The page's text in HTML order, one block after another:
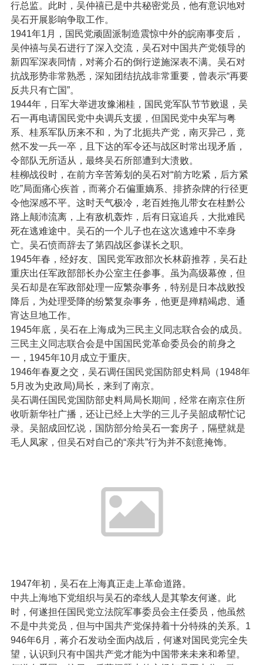
行总监。此时，吴仲禧已是中共秘密党员，他有意识地对
吴石开展影响争取工作。
1941年1月，国民党顽固派制造震惊中外的皖南事变后，
吴仲禧与吴石进行了深入交流，吴石对中国共产党领导的
新四军深表同情，对蒋介石的倒行逆施深表不满。吴石对
抗战形势非常熟悉，深知团结抗战非常重要，曾表示“再要
反共只有亡国”。
1944年，日军大举进攻豫湘桂，国民党军队节节败退，吴
石一再电请国民党中央调兵支援，但国民党中央军与粤
系、桂系军队历来不和，为了北扼共产党，南灭异己，竟
然不发一兵一卒，且下达的军令还与战区时常出现矛盾，
令部队无所适从，最终吴石所部遭到大溃败。
桂柳战役时，在前方辛苦筹划的吴石对“前方吃紧，后方紧
吃”局面痛心疾首，而蒋介石偏重嫡系、排挤杂牌的行径更
令他深感不平。这时天气极冷，老百姓拖儿带女在桂黔公
路上颠沛流离，上有敌机轰炸，后有日寇追兵，大批难民
死在逃难途中。吴石的一个儿子也在这次逃难中不幸身
亡。吴石愤而辞去了第四战区参谋长之职。
1945年春，经好友、国民党军政部次长林蔚推荐，吴石赴
重庆出任军政部部长办公室主任参事。虽为高级幕僚，但
吴石却是在军政部处理一应繁杂事务，特别是日本战败投
降后，为处理受降的纷繁复杂事务，他更是殚精竭虑、通
宵达旦地工作。
1945年底，吴石在上海成为三民主义同志联合会的成员。
三民主义同志联合会是中国国民党革命委员会的前身之
一，1945年10月成立于重庆。
1946年春夏之交，吴石调任国民党国防部史料局（1948年
5月改为史政局)局长，来到了南京。
吴石调任国民党国防部史料局局长期间，经常在南京住所
收听新华社广播，还让已经上大学的三儿子吴韶成帮忙记
录。吴韶成回忆说，国防部分给吴石一套房子，隔壁就是
毛人凤家，但吴石对自己的“亲共”行为并不刻意掩饰。
1947年初，吴石在上海真正走上革命道路。
中共上海地下党组织与吴石的牵线人是其挚友何遂。此
时，何遂担任国民党立法院军事委员会主任委员，他虽然
不是中共党员，但与中国共产党保持着十分特殊的关系。1
946年6月，蒋介石发动全面内战后，何遂对国民党完全失
望，认识到只有中国共产党才能为中国带来未来和希望。